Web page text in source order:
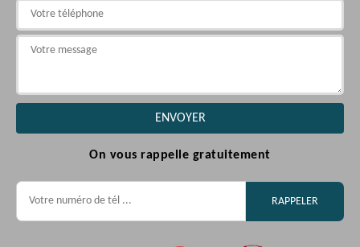
On vous rappelle gratuitement